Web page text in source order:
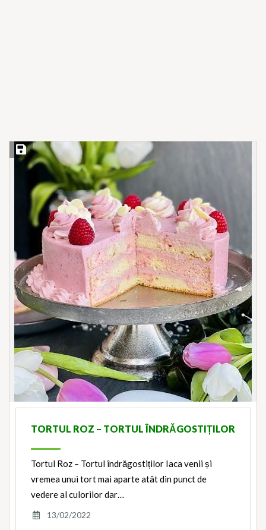
Save Recipe
TORTUL ROZ – TORTUL ÎNDRĂGOSTIȚILOR
Tortul Roz – Tortul îndrăgostiților Iaca venii și
vremea unui tort mai aparte atât din punct de
vedere al culorilor dar…
13/02/2022